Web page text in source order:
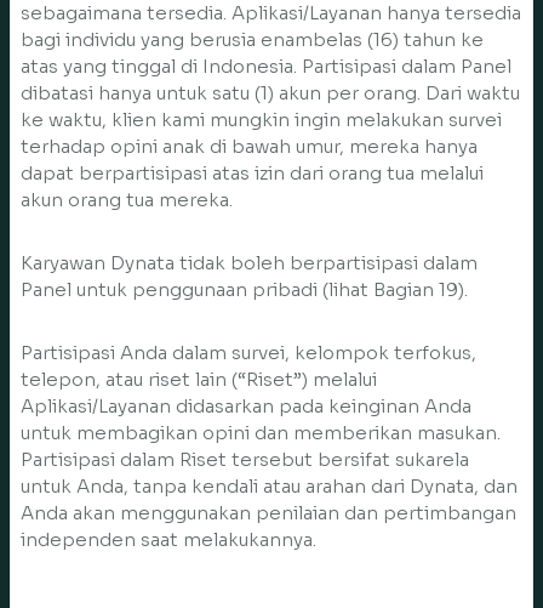
sebagaimana tersedia. Aplikasi/Layanan hanya tersedia
bagi individu yang berusia enambelas (16) tahun ke
atas yang tinggal di Indonesia. Partisipasi dalam Panel
dibatasi hanya untuk satu (1) akun per orang. Dari waktu
ke waktu, klien kami mungkin ingin melakukan survei
terhadap opini anak di bawah umur, mereka hanya
dapat berpartisipasi atas izin dari orang tua melalui
akun orang tua mereka.
Karyawan Dynata tidak boleh berpartisipasi dalam
Panel untuk penggunaan pribadi (lihat Bagian 19).
Partisipasi Anda dalam survei, kelompok terfokus,
telepon, atau riset lain (“Riset”) melalui
Aplikasi/Layanan didasarkan pada keinginan Anda
untuk membagikan opini dan memberikan masukan.
Partisipasi dalam Riset tersebut bersifat sukarela
untuk Anda, tanpa kendali atau arahan dari Dynata, dan
Anda akan menggunakan penilaian dan pertimbangan
independen saat melakukannya.